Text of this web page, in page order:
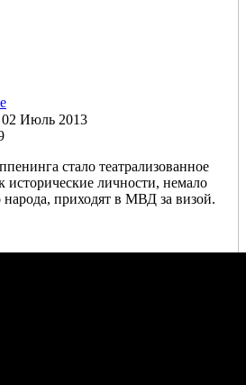
Июль 2013
стало театрализованное
исторические личности, немало
народа, приходят в МВД за визой.